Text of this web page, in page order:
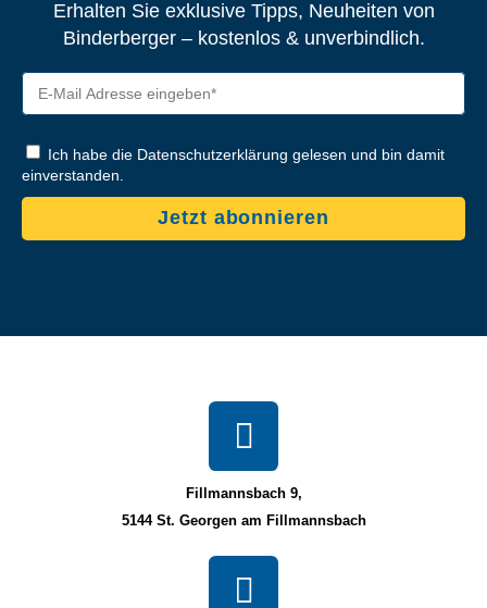
Erhalten Sie exklusive Tipps, Neuheiten von
Binderberger – kostenlos & unverbindlich.
Ich habe die Datenschutzerklärung gelesen und bin damit
einverstanden.
Jetzt abonnieren
Fillmannsbach 9,
5144 St. Georgen am Fillmannsbach